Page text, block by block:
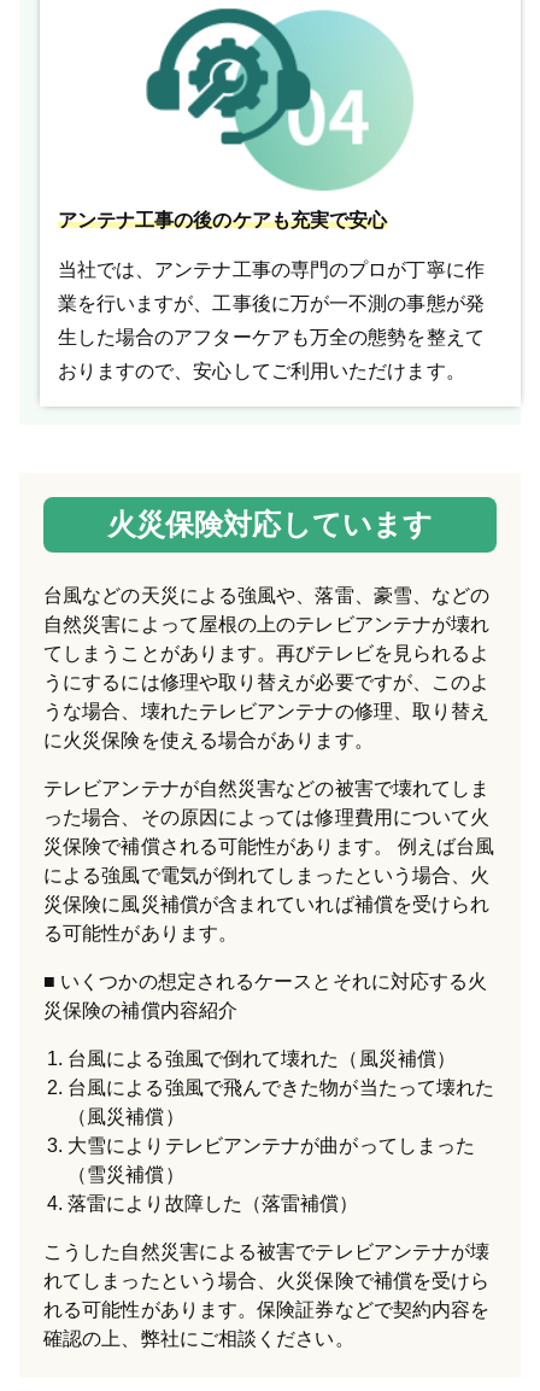
アンテナ工事の後のケアも充実で安心
当社では、アンテナ工事の専門のプロが丁寧に作
業を行いますが、工事後に万が一不測の事態が発
生した場合のアフターケアも万全の態勢を整えて
おりますので、安心してご利用いただけます。
火災保険対応しています
台風などの天災による強風や、落雷、豪雪、などの
自然災害によって屋根の上のテレビアンテナが壊れ
てしまうことがあります。再びテレビを見られるよ
うにするには修理や取り替えが必要ですが、このよ
うな場合、壊れたテレビアンテナの修理、取り替え
に火災保険を使える場合があります。
テレビアンテナが自然災害などの被害で壊れてしま
った場合、その原因によっては修理費用について火
災保険で補償される可能性があります。 例えば台風
による強風で電気が倒れてしまったという場合、火
災保険に風災補償が含まれていれば補償を受けられ
る可能性があります。
いくつかの想定されるケースとそれに対応する火
災保険の補償内容紹介
台風による強風で倒れて壊れた（風災補償）
台風による強風で飛んできた物が当たって壊れた
（風災補償）
大雪によりテレビアンテナが曲がってしまった
（雪災補償）
落雷により故障した（落雷補償）
こうした自然災害による被害でテレビアンテナが壊
れてしまったという場合、火災保険で補償を受けら
れる可能性があります。保険証券などで契約内容を
確認の上、弊社にご相談ください。